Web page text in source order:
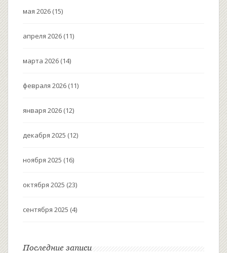
мая 2026 (15)
апреля 2026 (11)
марта 2026 (14)
февраля 2026 (11)
января 2026 (12)
декабря 2025 (12)
ноября 2025 (16)
октября 2025 (23)
сентября 2025 (4)
Последние записи